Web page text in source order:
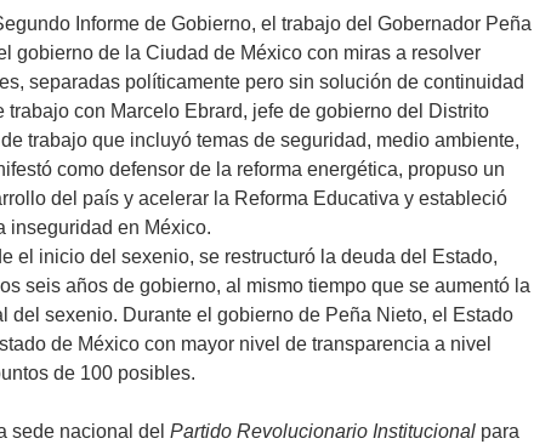
Informe de Gobierno, el trabajo del Gobernador Peña
gobierno de la Ciudad de México con miras a resolver
separadas políticamente pero sin solución de continuidad
con Marcelo Ebrard, jefe de gobierno del Distrito
trabajo que incluyó temas de seguridad, medio ambiente,
como defensor de la reforma energética, propuso un
del país y acelerar la Reforma Educativa y estableció
inseguridad en México.
el inicio del sexenio, se restructuró la deuda del Estado,
seis años de gobierno, al mismo tiempo que se aumentó la
del sexenio. Durante el gobierno de Peña Nieto, el Estado
de México con mayor nivel de transparencia a nivel
de 100 posibles.
sede nacional del Partido Revolucionario Institucional para